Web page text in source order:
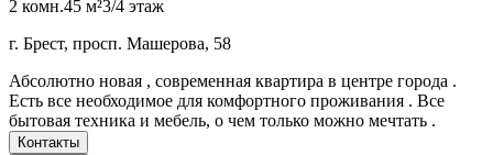
2 комн.45 м²3/4 этаж
г. Брест, просп. Машерова, 58
Абсолютно новая , современная квартира в центре города .
Есть все необходимое для комфортного проживания . Все
бытовая техника и мебель, о чем только можно мечтать .
Контакты